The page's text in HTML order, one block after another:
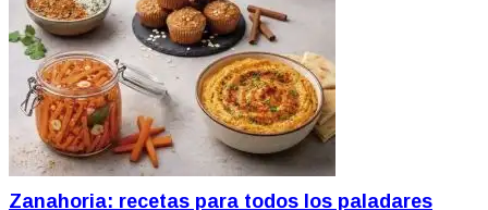
Zanahoria: recetas para todos los paladares